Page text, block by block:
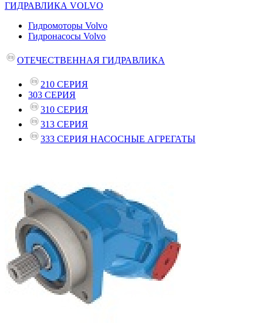
ГИДРАВЛИКА VOLVO
Гидромоторы Volvo
Гидронасосы Volvo
ОТЕЧЕСТВЕННАЯ ГИДРАВЛИКА
210 СЕРИЯ
303 СЕРИЯ
310 СЕРИЯ
313 СЕРИЯ
333 СЕРИЯ НАСОСНЫЕ АГРЕГАТЫ